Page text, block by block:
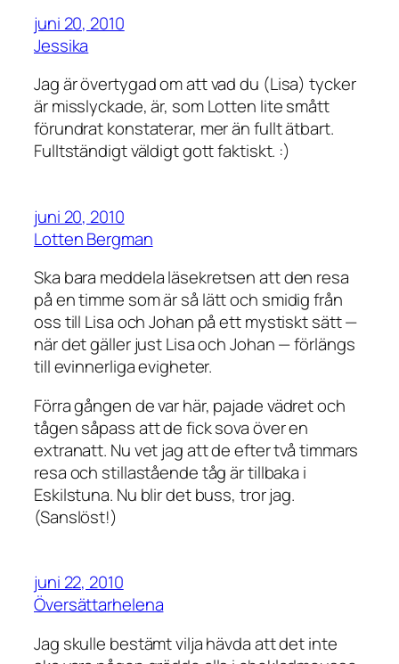
juni 20, 2010
Jessika
Jag är övertygad om att vad du (Lisa) tycker
är misslyckade, är, som Lotten lite smått
förundrat konstaterar, mer än fullt ätbart.
Fulltständigt väldigt gott faktiskt. :)
juni 20, 2010
Lotten Bergman
Ska bara meddela läsekretsen att den resa
på en timme som är så lätt och smidig från
oss till Lisa och Johan på ett mystiskt sätt —
när det gäller just Lisa och Johan — förlängs
till evinnerliga evigheter.
Förra gången de var här, pajade vädret och
tågen såpass att de fick sova över en
extranatt. Nu vet jag att de efter två timmars
resa och stillastående tåg är tillbaka i
Eskilstuna. Nu blir det buss, tror jag.
(Sanslöst!)
juni 22, 2010
Översättarhelena
Jag skulle bestämt vilja hävda att det inte